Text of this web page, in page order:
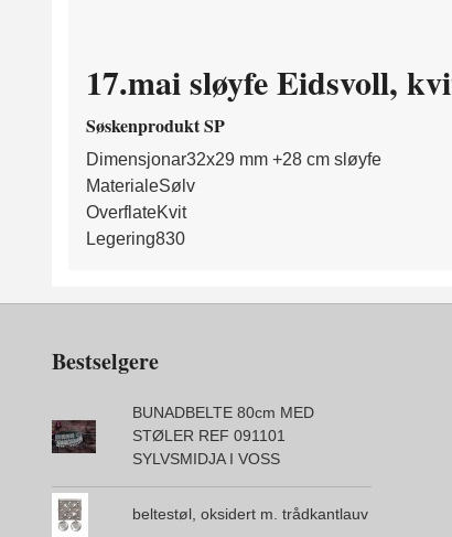
17.mai sløyfe Eidsvoll,
Søskenprodukt SP
Dimensjonar32x29 mm +28 cm sløyfe
MaterialeSølv
OverflateKvit
Legering830
Bestselgere
BUNADBELTE 80cm MED
STØLER REF 091101
SYLVSMIDJA I VOSS
beltestøl, oksidert m. trådkantlauv